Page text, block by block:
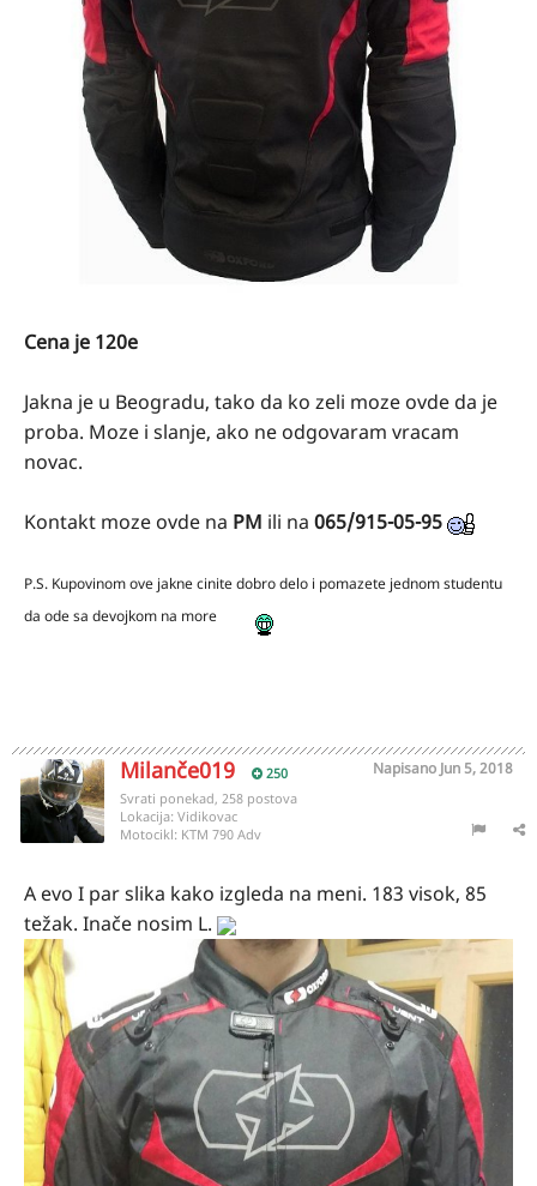
Cena je 120e
Jakna je u Beogradu, tako da ko zeli moze ovde da je
proba. Moze i slanje, ako ne odgovaram vracam
novac.
Kontakt moze ovde na PM ili na 065/915-05-95
P.S. Kupovinom ove jakne cinite dobro delo i pomazete jednom studentu
da ode sa devojkom na more
Milanče019 250 Napisano Jun 5, 2018
Svrati ponekad, 258 postova
Lokacija: Vidikovac
Motocikl: KTM 790 Adv
A evo I par slika kako izgleda na meni. 183 visok, 85
težak. Inače nosim L.